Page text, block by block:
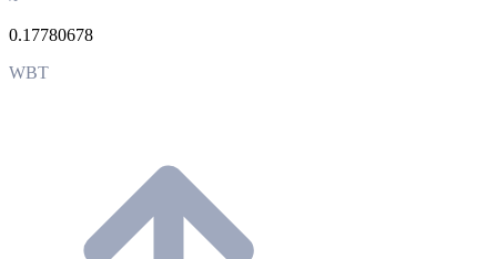
0.17780678
WBT